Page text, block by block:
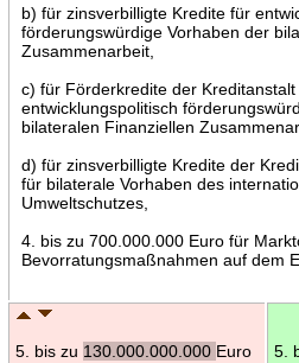
b) für zinsverbilligte Kredite für
förderungswürdige Vorhaben der
Zusammenarbeit,
c) für Förderkredite der
entwicklungspolitisch
bilateralen Finanziellen
d) für zinsverbilligte Kredite der
für bilaterale Vorhaben des
Umweltschutzes,
4. bis zu 700.000.000 Euro für
Bevorratungsmaßnahmen auf dem
5. bis zu 130.000.000.000 Euro
5.